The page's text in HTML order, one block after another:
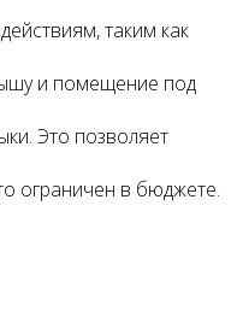
таким как
и помещение под
Это позволяет
ограничен в бюджете.